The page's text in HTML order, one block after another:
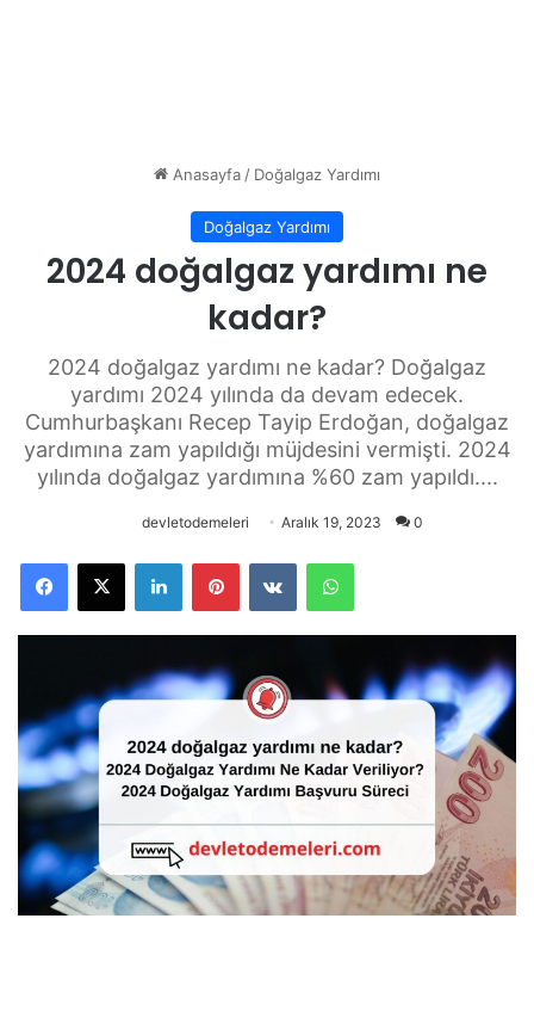
Anasayfa/ Doğalgaz Yardımı
Doğalgaz Yardımı
2024 doğalgaz yardımı ne
kadar?
2024 doğalgaz yardımı ne kadar? Doğalgaz
yardımı 2024 yılında da devam edecek.
Cumhurbaşkanı Recep Tayip Erdoğan, doğalgaz
yardımına zam yapıldığı müjdesini vermişti. 2024
yılında doğalgaz yardımına %60 zam yapıldı....
devletodemeleri Aralık 19, 2023 0